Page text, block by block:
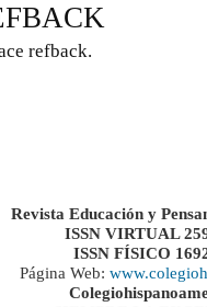
refback.
Revista Educación y
ISSN VIRTUAL
ISSN FÍSICO
Página Web: